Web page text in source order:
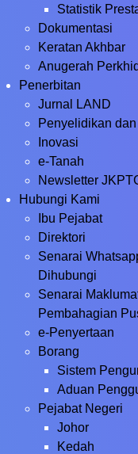
Statistik
Dokumentasi
Keratan Akhbar
Anugerah
Penerbitan
Jurnal LAND
Penyelidikan
Inovasi
e-Tanah
Newsletter
Hubungi Kami
Ibu Pejabat
Direktori
Senarai
Dihubungi
Senarai
Pembahagian
e-Penyertaan
Borang
Sistem
Aduan
Pejabat Negeri
Johor
Kedah